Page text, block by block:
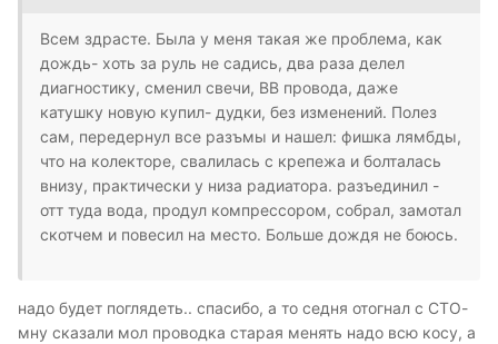
Всем здрасте. Была у меня такая же проблема, как
дождь- хоть за руль не садись, два раза делел
диагностику, сменил свечи, ВВ провода, даже
катушку новую купил- дудки, без изменений. Полез
сам, передернул все разъмы и нашел: фишка лямбды,
что на колекторе, свалилась с крепежа и болталась
внизу, практически у низа радиатора. разъединил -
отт туда вода, продул компрессором, собрал, замотал
скотчем и повесил на место. Больше дождя не боюсь.
надо будет поглядеть.. спасибо, а то седня отогнал с СТО-
мну сказали мол проводка старая менять надо всю косу, а